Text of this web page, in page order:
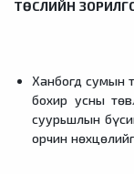
ТӨСЛИЙН
Ханбогд сумын
бохир усны
суурьшлын
орчин